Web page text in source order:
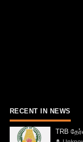
RECENT IN NEWS
TRB